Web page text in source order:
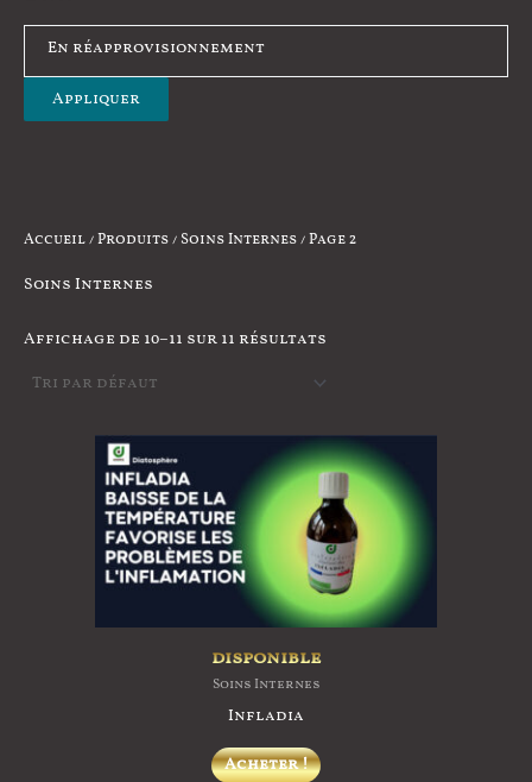
t
En réapprovisionnement
Appliquer
Accueil/Produits/ Soins Internes/ Page 2
Soins Internes
Affichage de 10–11 sur 11 résultats
disponible
Soins Internes
Infladia
Acheter !